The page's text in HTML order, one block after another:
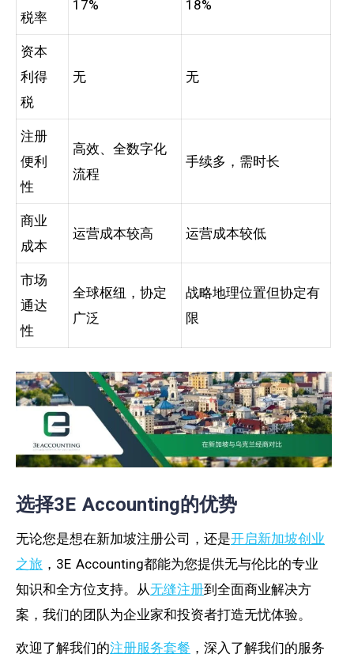
税率
17% 18%
资本
利得
税
无 无
注册
便利
性
高效、全数字化
流程
手续多，需时长
商业
成本
运营成本较高 运营成本较低
市场
通达
性
全球枢纽，协定
广泛
战略地理位置但协定有
限
选择3E Accounting的优势
无论您是想在新加坡注册公司，还是开启新加坡创业
之旅 ，3E Accounting都能为您提供无与伦比的专业
知识和全方位支持。从无缝注册到全面商业解决方
案，我们的团队为企业家和投资者打造无忧体验。
欢迎了解我们的注册服务套餐 ，深入了解我们的服务